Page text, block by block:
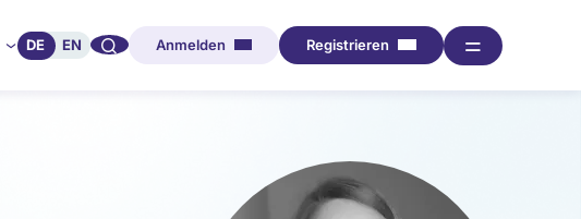
DE EN 🔍︎︎ Anmelden Registrieren ═